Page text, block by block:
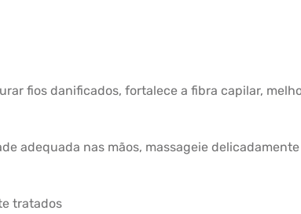
fios danificados, fortalece a fibra capilar,
adequada nas mãos, massageie
tratados